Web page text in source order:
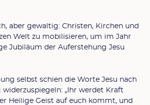
aber gewaltig: Christen, Kirchen und
Welt zu mobilisieren, um im Jahr
Jubiläum der Auferstehung Jesu
selbst schien die Worte Jesu nach
„Ihr werdet Kraft
Heilige Geist auf euch kommt, und